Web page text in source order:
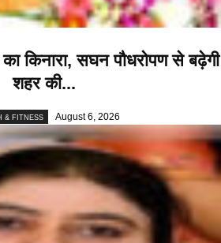
किनारा, सघन पौधरोपण से बढ़ेगी
शहर की...
& FITNESS August 6, 2026